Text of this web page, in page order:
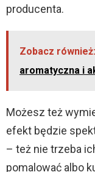
producenta.
Zobacz również:
aromatyczna i
Możesz też
efekt będzie
– też nie trzeba
pomalować albo